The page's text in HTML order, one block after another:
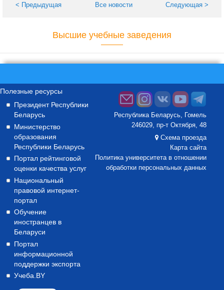
< Предыдущая Все новости Следующая >
Высшие учебные заведения
Полезные ресурсы
Президент Республики
Беларусь
Министерство
образования
Республики Беларусь
Портал рейтинговой
оценки качества услуг
Национальный
правовой интернет-
портал
Обучение
иностранцев в
Беларуси
Портал
информационной
поддержки экспорта
Учеба.BY
Республика Беларусь, Гомель
246029, пр-т Октября, 48
Схема проезда
Карта сайта
Политика университета в отношении
обработки персональных данных